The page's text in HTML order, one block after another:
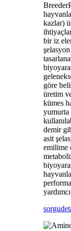
kazlar)
bir iz
göre
üretim
kümes
yumurta
demir
asit
emilime
sorgu